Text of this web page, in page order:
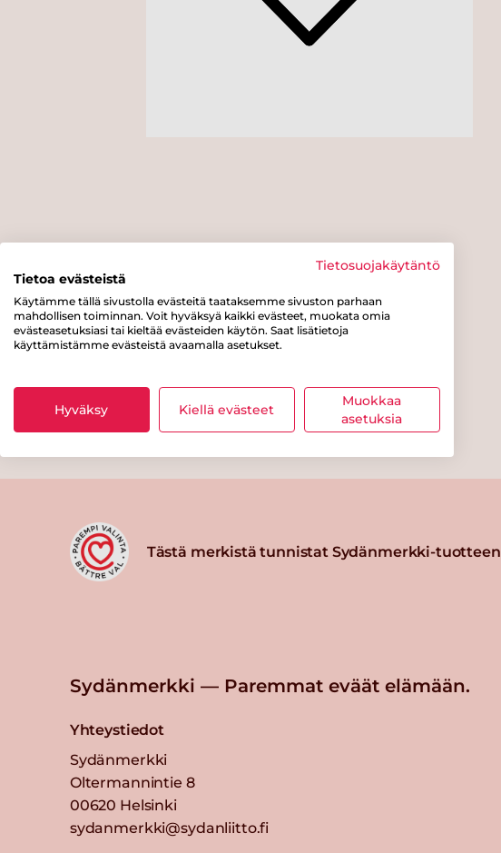
Tästä merkistä tunnistat Sydänmerkki-tuotteen
Sydänmerkki — Paremmat eväät elämään.
Yhteystiedot
Sydänmerkki
Oltermannintie 8
00620 Helsinki
sydanmerkki@sydanliitto.fi
Tietosuojakäytäntö
Tietoa evästeistä
Käytämme tällä sivustolla evästeitä taataksemme sivuston parhaan
mahdollisen toiminnan. Voit hyväksyä kaikki evästeet, muokata omia
evästeasetuksiasi tai kieltää evästeiden käytön. Saat lisätietoja
käyttämistämme evästeistä avaamalla asetukset.
Hyväksy Kiellä evästeet
Muokkaa
asetuksia